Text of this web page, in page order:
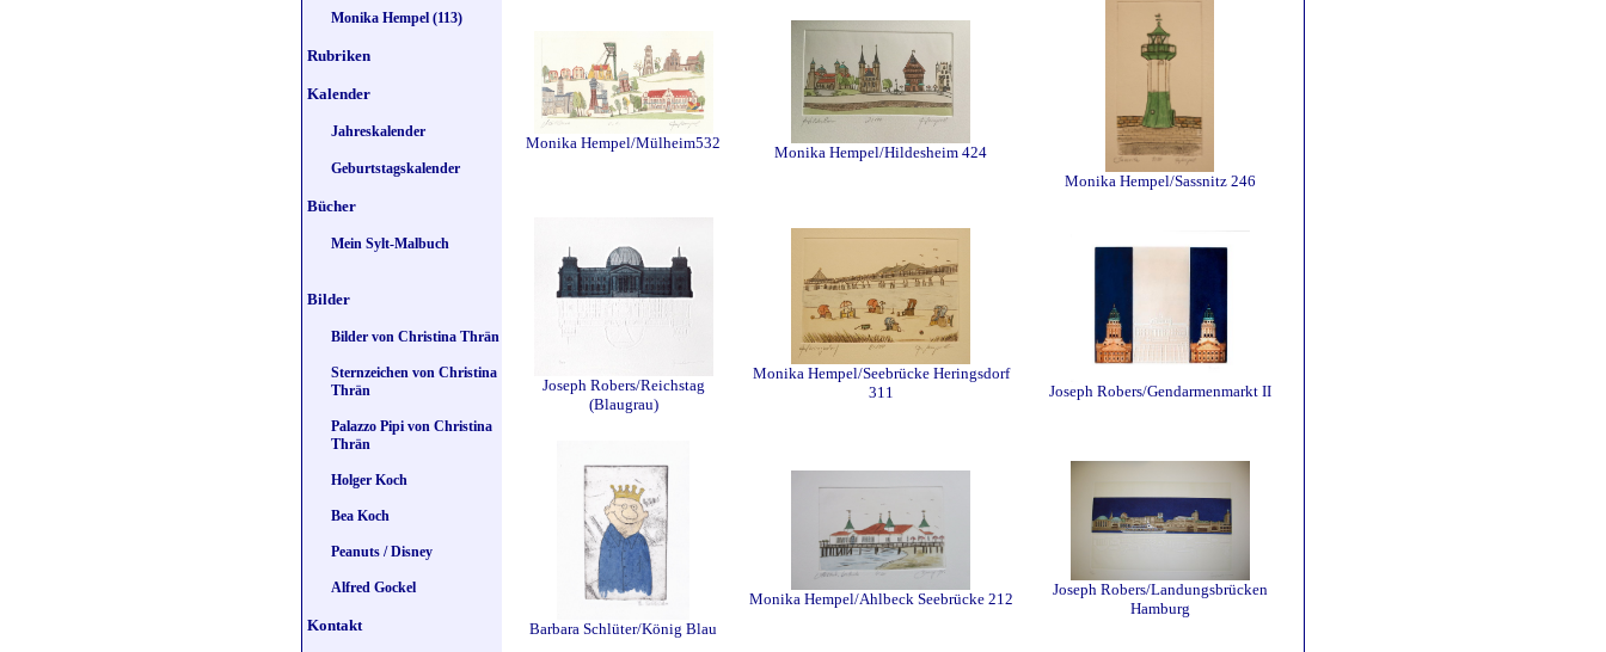
Monika Hempel (113)
Rubriken
Kalender
Jahreskalender
Geburtstagskalender
Bücher
Mein Sylt-Malbuch
Bilder
Bilder von Christina Thrän
Sternzeichen von Christina
Thrän
Palazzo Pipi von Christina
Thrän
Holger Koch
Bea Koch
Peanuts / Disney
Alfred Gockel
Kontakt
Monika Hempel/Mülheim532
Monika Hempel/Hildesheim 424
Monika Hempel/Sassnitz 246
Joseph Robers/Reichstag
(Blaugrau)
Monika Hempel/Seebrücke Heringsdorf
311
Joseph Robers/Gendarmenmarkt II
Barbara Schlüter/König Blau
Monika Hempel/Ahlbeck Seebrücke 212
Joseph Robers/Landungsbrücken
Hamburg